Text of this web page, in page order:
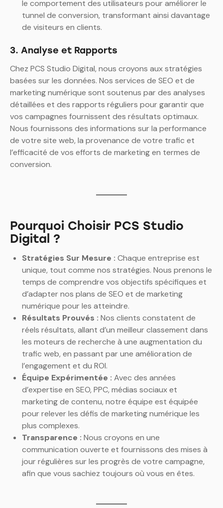
le comportement des utilisateurs pour améliorer le
tunnel de conversion, transformant ainsi davantage
de visiteurs en clients.
3. Analyse et Rapports
Chez PCS Studio Digital, nous croyons aux stratégies
basées sur les données. Nos services de SEO et de
marketing numérique sont soutenus par des analyses
détaillées et des rapports réguliers pour garantir que
vos campagnes fournissent des résultats optimaux.
Nous fournissons des informations sur la performance
de votre site web, la provenance de votre trafic et
l’efficacité de vos efforts de marketing en termes de
conversion.
Pourquoi Choisir PCS Studio
Digital ?
Stratégies Sur Mesure : Chaque entreprise est
unique, tout comme nos stratégies. Nous prenons le
temps de comprendre vos objectifs spécifiques et
d’adapter nos plans de SEO et de marketing
numérique pour les atteindre.
Résultats Prouvés : Nos clients constatent de
réels résultats, allant d’un meilleur classement dans
les moteurs de recherche à une augmentation du
trafic web, en passant par une amélioration de
l’engagement et du ROI.
Équipe Expérimentée : Avec des années
d’expertise en SEO, PPC, médias sociaux et
marketing de contenu, notre équipe est équipée
pour relever les défis de marketing numérique les
plus complexes.
Transparence : Nous croyons en une
communication ouverte et fournissons des mises à
jour régulières sur les progrès de votre campagne,
afin que vous sachiez toujours où vous en êtes.